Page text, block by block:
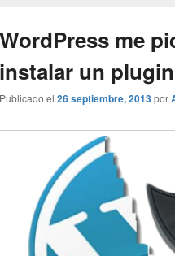
WordPress me
instalar un
Publicado el 26 septiembre, 2013por